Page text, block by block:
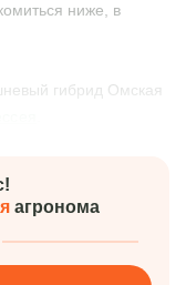
ниже, в
гибрид Омская
агронома